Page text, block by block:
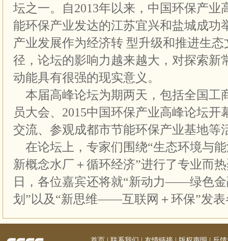
坛之一。自2013年以来，中国环保产业
能环保产业发达的江苏宜兴和盐城成功
产业发展作为经济转 型升级和推进生
径，论坛的影响力越来越大，对探索新
动能具有很强的现实意义。
本届高峰论坛为期两天，包括全国工
员大会、2015中国环保产业高峰论坛开
交流、参观成都市节能环保产业基地等
在论坛上，专家们围绕“生态环境与
新概念水厂＋循环经济”进行了专业而
日，各位嘉宾还将就“新动力——绿色金
划”以及“新思维——互联网＋环保”发表